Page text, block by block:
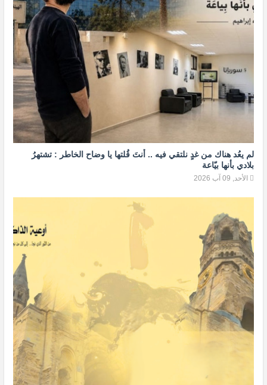
لم يعُد هناك من غدٍ نلتقي فيه .. أنتَ قُلتها يا وضاح الخاطر : تشتهرُ
بلادي بأنها بيّاعة
الأحد, 09 آب 2026